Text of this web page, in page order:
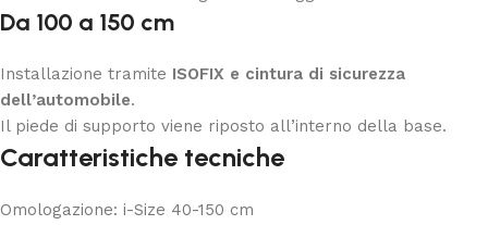
Da 100 a 150 cm
Installazione tramite ISOFIX e cintura di sicurezza
dell’automobile.
Il piede di supporto viene riposto all’interno della base.
Caratteristiche tecniche
Omologazione: i-Size 40-150 cm